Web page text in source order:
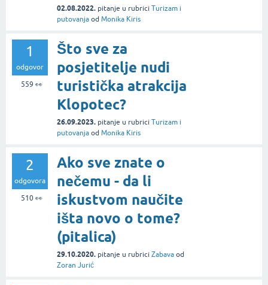
02.08.2022. pitanje u rubrici Turizam i
putovanja od Monika Kiris
1
odgovor
559 👀
Što sve za
posjetitelje nudi
turistička atrakcija
Klopotec?
26.09.2023. pitanje u rubrici Turizam i
putovanja od Monika Kiris
2
odgovora
510👀
Ako sve znate o
nečemu - da li
iskustvom naučite
išta novo o tome?
(pitalica)
29.10.2020. pitanje u rubrici Zabava od
Zoran Jurić